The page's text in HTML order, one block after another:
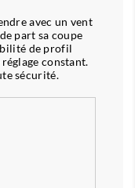
avec un vent
part sa coupe
de profil
constant.
sécurité.